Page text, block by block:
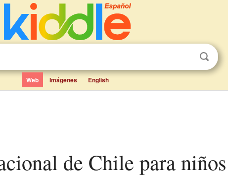
Web Imágenes English
de Chile para niños